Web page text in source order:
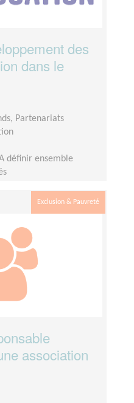
des
dans le
Partenariats
définir ensemble
Exclusion & Pauvreté
association